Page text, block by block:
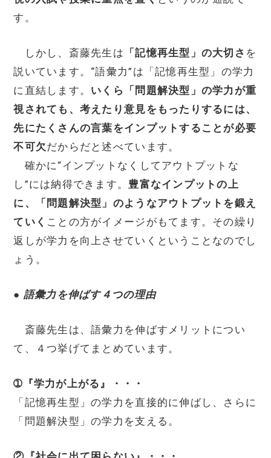
す。
しかし、斎藤先生は 「記憶再生型」の大切さ を
説いています。“語彙力”は「記憶再生型」の学力
に直結します。 いくら「問題解決型」の学力が重
視されても、考えたり意見をもったりするには、
先にたくさんの言葉をインプットすることが必要
不可欠だからだと述べています。
確かに“インプットなくしてアウトプットな
し”には納得できます。豊富なインプットの上
に、「問題解決型」のようなアウトプットを鍛え
ていく ことの方がイメージがもてます。その繰り
返しが学力を向上させていくということなのでし
ょう。
● 語彙力を伸ばす４つの理由
斎藤先生は、語彙力を伸ばすメリットについ
て、４つ挙げてまとめています。
➀『学力が上がる』・・・
「記憶再生型」の学力を直接的に伸ばし、さらに
「問題解決型」の学力を支える。